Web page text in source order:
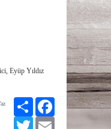
Eyüp Yıldız
Paylaş Facebook
Twitter